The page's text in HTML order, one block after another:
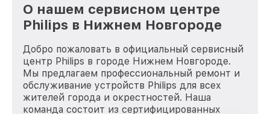
О нашем сервисном центре
Philips в Нижнем Новгороде
Добро пожаловать в официальный сервисный
центр Philips в городе Нижнем Новгороде.
Мы предлагаем профессиональный ремонт и
обслуживание устройств Philips для всех
жителей города и окрестностей. Наша
команда состоит из сертифицированных